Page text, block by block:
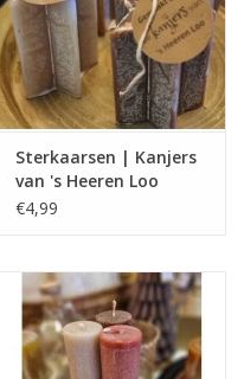
Sterkaarsen | Kanjers
van 's Heeren Loo
€4,99